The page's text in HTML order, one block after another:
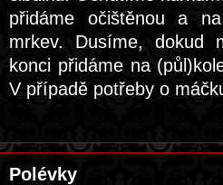
přidáme očištěnou a
mrkev. Dusíme, dokud
konci přidáme na
V případě potřeby o
Polévky